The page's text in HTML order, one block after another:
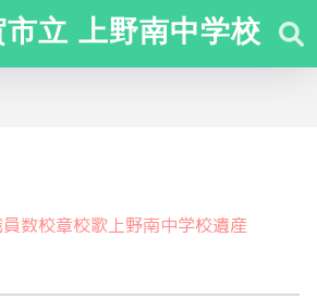
立 上野南中学校
数校章校歌 上野南中学校遺産